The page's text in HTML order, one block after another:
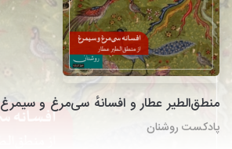
منطق‌الطیر عطار و افسانهٔ سی‌مرغ و سیمرغ
پادکست روشنان